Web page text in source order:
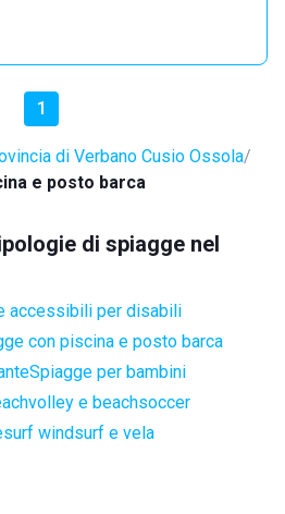
1
di Verbano Cusio Ossola
e posto barca
di spiagge nel
accessibili per disabili
con piscina e posto barca
Spiagge per bambini
e beachsoccer
windsurf e vela